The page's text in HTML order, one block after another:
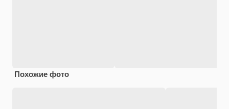
Похожие фото